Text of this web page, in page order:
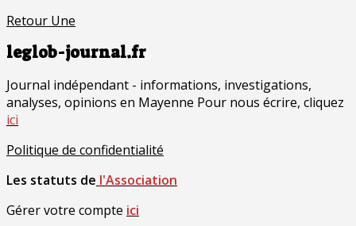
Retour Une
leglob-journal.fr
Journal indépendant - informations, investigations,
analyses, opinions en Mayenne Pour nous écrire, cliquez
ici
Politique de confidentialité
Les statuts de l'Association
Gérer votre compte ici